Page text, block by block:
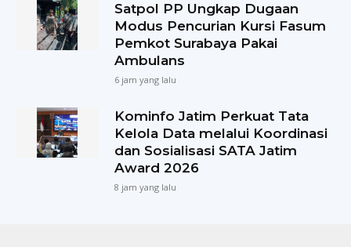
Satpol PP Ungkap Dugaan
Modus Pencurian Kursi Fasum
Pemkot Surabaya Pakai
Ambulans
6 jam yang lalu
Kominfo Jatim Perkuat Tata
Kelola Data melalui Koordinasi
dan Sosialisasi SATA Jatim
Award 2026
8 jam yang lalu